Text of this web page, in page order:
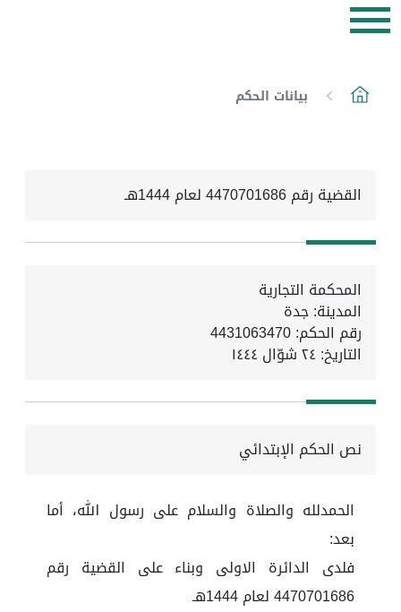
بيانات الحكم
القضية رقم 4470701686 لعام 1444هـ
المحكمة التجارية
المدينة: جدة
رقم الحكم: 4431063470
التاريخ: ٢٤ شوّال ١٤٤٤
نص الحكم الإبتدائي
الحمدلله والصلاة والسلام على رسول الله، أما
بعد:
فلدى الدائرة الاولى وبناء على القضية رقم
4470701686 لعام 1444هـ